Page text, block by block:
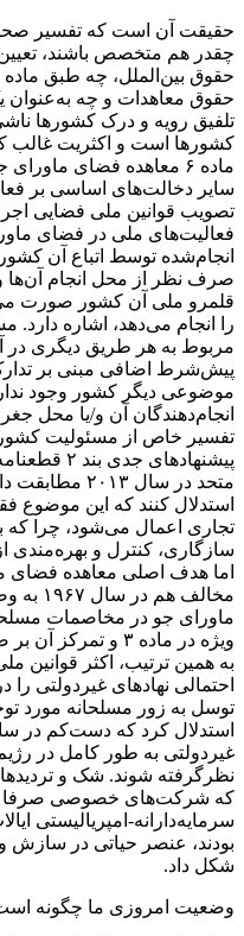
حقیقت آن است که تفسیر
چقدر هم متخصص باشند،
حقوق معاهدات و چه به‌عنوان‌
تلفیق رویه و درک کشورها
کشورها است و اکثریت غالب
ماده ۶ معاهده فضای
سایر دخالت‌های اساسی بر
تصویب قوانین ملی فضایی اجرا
فعالیت‌های ملی در فضای
انجام‌شده توسط اتباع آن
صرف نظر از محل انجام آن‌ها
قلمرو ملی آن کشور صورت
را انجام می‌دهد، اشاره دارد.
مربوط به هر طریق دیگری در
پیش‌شرط اضافی مبنی بر
موضوعی دیگر کشور وجود
انجام‌دهندگان آن و/یا محل
تفسیر خاص از مسئولیت
متحد در سال
استدلال کنند که این موضوع
تجاری اعمال می‌شود، چرا که
سازگاری، کنترل و بهره‌مندی
اما هدف اصلی معاهده فضای
مخالف
ماورای جو در مخاصمات
ویژه در ماده ۳ و
به همین ترتیب، اکثر قوانین
احتمالی نهادهای غیردولتی
توسل به زور مسلحانه مورد
غیردولتی به طور کامل در
نظرگرفته شوند. شک و
که شرکت‌های خصوصی صرفا
سرمایه‌دارانه-امپریالیستی
شکل داد.
وضعیت امروزی ما چگونه